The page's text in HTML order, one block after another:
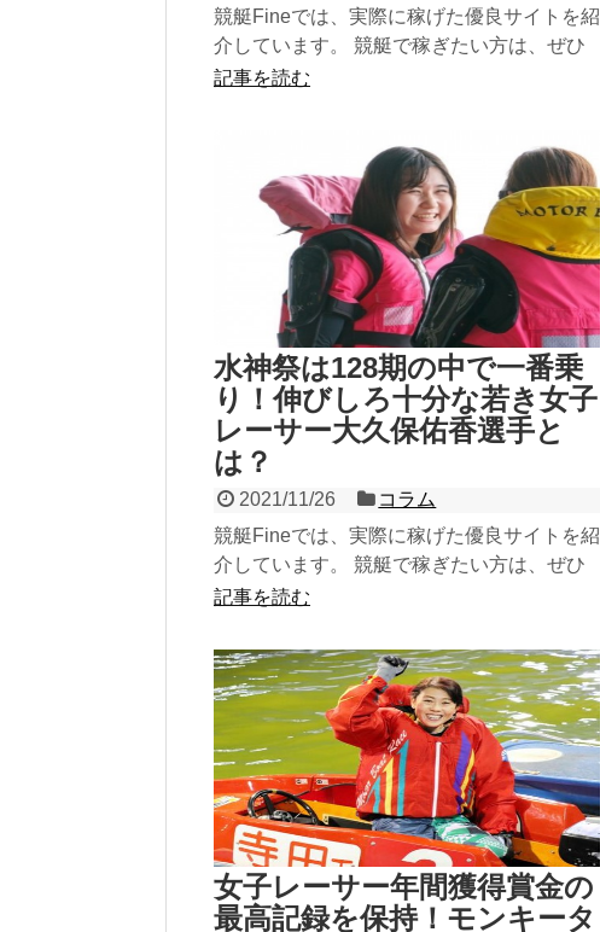
競艇Fineでは、実際に稼げた優良サイトを紹
介しています。 競艇で稼ぎたい方は、ぜひ
参考にしてみてください！ 稼げる優良サイ
記事を読む
水神祭は128期の中で一番乗
り！伸びしろ十分な若き女子
レーサー大久保佑香選手と
は？
2021/11/26
コラム
競艇Fineでは、実際に稼げた優良サイトを紹
介しています。 競艇で稼ぎたい方は、ぜひ
参考にしてみてください！ 稼げる優良サイ
記事を読む
女子レーサー年間獲得賞金の
最高記録を保持！モンキータ